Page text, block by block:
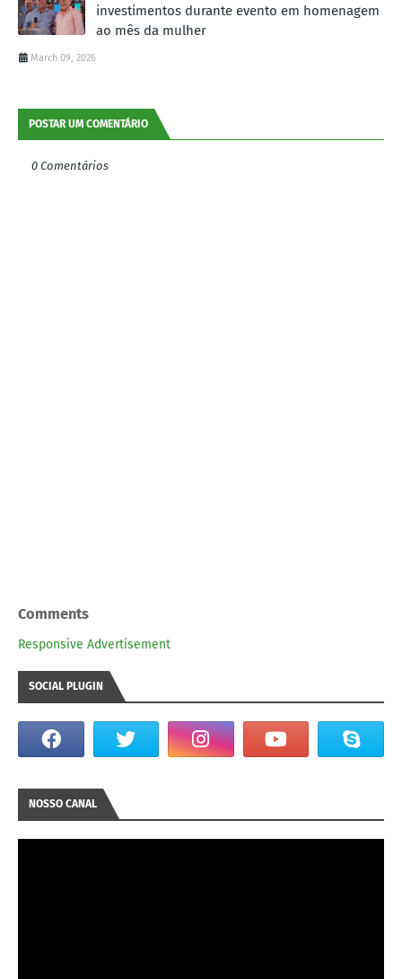
investimentos durante evento em homenagem
ao mês da mulher
March 09, 2026
POSTAR UM COMENTÁRIO
0 Comentários
Comments
Responsive Advertisement
SOCIAL PLUGIN
NOSSO CANAL